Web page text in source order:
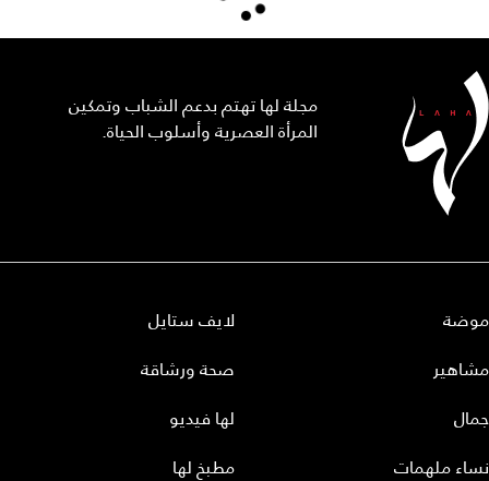
مجلة لها تهتم بدعم الشباب وتمكين
المرأة العصرية وأسلوب الحياة.
موضة
مشاهير
جمال
نساء ملهمات
لايف ستايل
صحة ورشاقة
لها فيديو
مطبخ لها